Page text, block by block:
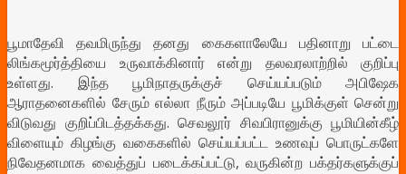
பூமாதேவி தவமிருந்து தனது கைகளாலேயே பதினாறு பட்டை
லிங்கமூர்த்தியை உருவாக்கினார் என்று தலவரலாற்றில் குறிப்பு
உள்ளது. இந்த பூமிநாதருக்குச் செய்யப்படும் அபிஷேக
ஆராதனைகளில் சேரும் எல்லா நீரும் அப்படியே பூமிக்குள் சென்று
விடுவது குறிப்பிடத்தக்கது. செவலூர் சிவபிரானுக்கு பூமியின்கீழ்
விளையும் கிழங்கு வகைகளில் செய்யப்பட்ட உணவுப் பொருட்களே
நிவேதனமாக வைத்துப் படைக்கப்பட்டு, வருகின்ற பக்தர்களுக்குப்